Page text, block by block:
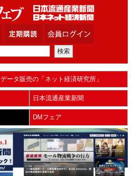
データ販売の「ネット経済研究所」
日本流通産業新聞
DMフェア